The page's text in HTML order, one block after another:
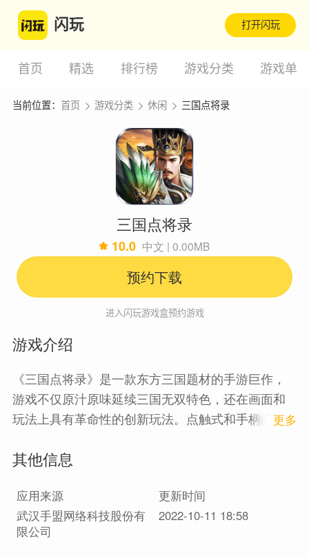
闪玩 打开闪玩
首页 精选 排行榜 游戏分类 游戏单
当前位置： 首页 游戏分类 休闲 三国点将录
三国点将录
10.0 中文 | 0.00MB
预约下载
进入闪玩游戏盒预约游戏
游戏介绍
《三国点将录》是一款东方三国题材的手游巨作，
游戏不仅原汁原味延续三国无双特色，还在画面和
玩法上具有革命性的创新玩法。点触式和手柄式操
迥异的怪物，经典场景的再现。不同类型的英雄可
1 更多
其他信息
应用来源
更新时间
武汉手盟网络科技股份有
限公司
2022-10-11 18:58